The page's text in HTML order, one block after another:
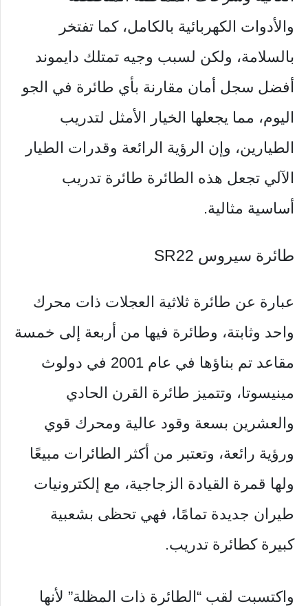
والأدوات الكهربائية بالكامل، كما تفتخر
بالسلامة، ولكن لسبب وجيه تمتلك دايموند
أفضل سجل أمان مقارنة بأي طائرة في الجو
اليوم، مما يجعلها الخيار الأمثل لتدريب
الطيارين، وإن الرؤية الرائعة وقدرات الطيار
الآلي تجعل هذه الطائرة طائرة تدريب
أساسية مثالية.
طائرة سيروس SR22
عبارة عن طائرة ثلاثية العجلات ذات محرك
واحد وثابتة، وطائرة فيها من أربعة إلى خمسة
مقاعد تم بناؤها في عام 2001 في دولوث
مينيسوتا، وتتميز طائرة القرن الحادي
والعشرين بسعة وقود عالية ومحرك قوي
ورؤية رائعة، وتعتبر من أكثر الطائرات مبيعًا
ولها قمرة القيادة الزجاجية، مع إلكترونيات
طيران جديدة تمامًا، فهي تحظى بشعبية
كبيرة كطائرة تدريب.
واكتسبت لقب “الطائرة ذات المظلة” لأنها